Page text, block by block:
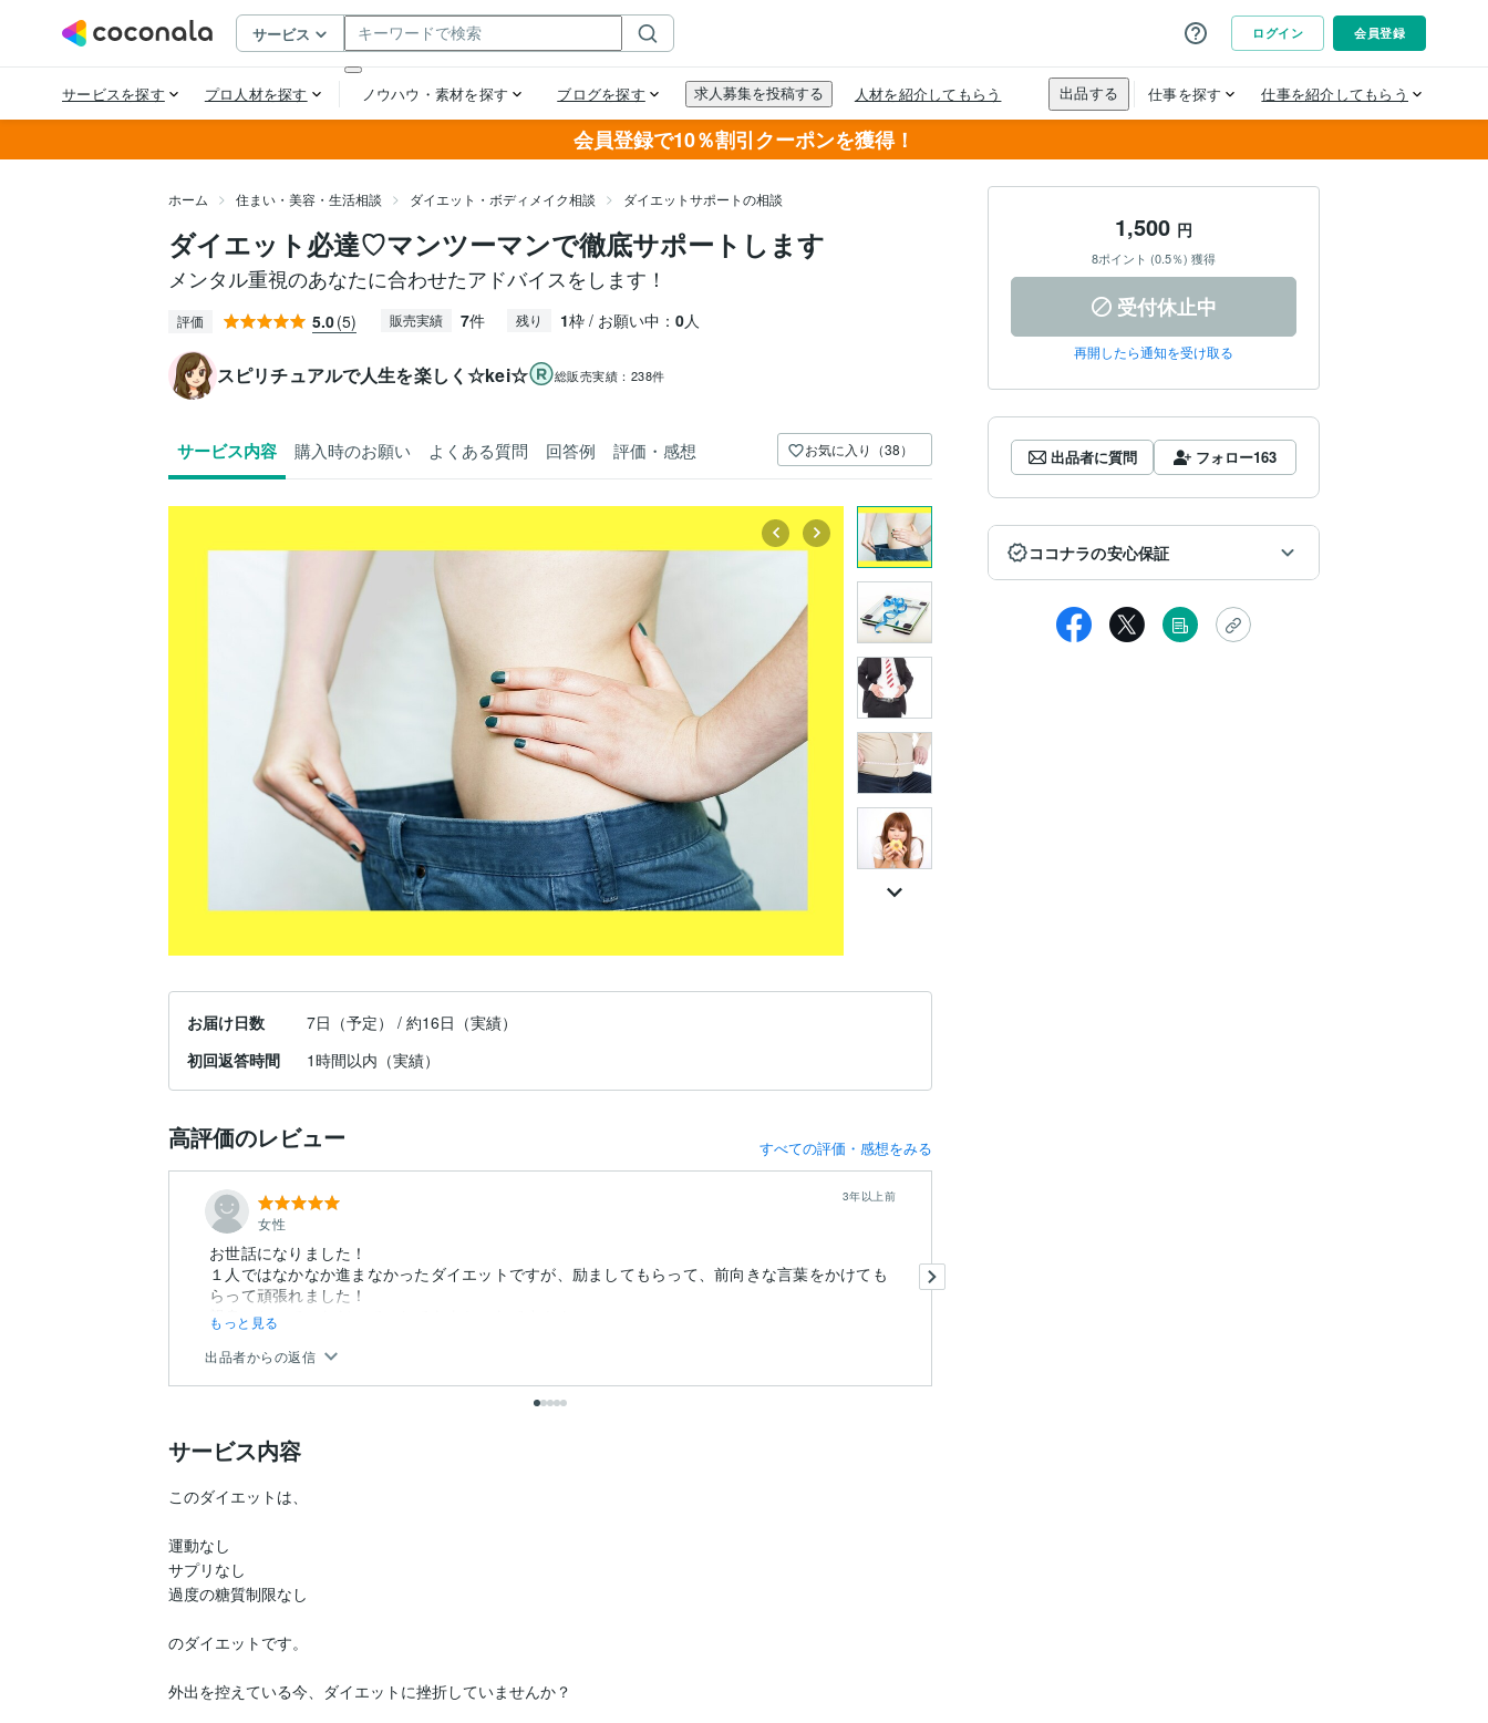
会員登録で10％割引クーポンを獲得！
ホーム 住まい・美容・生活相談 ダイエット・ボディメイク相談 ダイエットサポートの相談
ダイエット必達♡マンツーマンで徹底サポートします
メンタル重視のあなたに合わせたアドバイスをします！
評価 5.0(5) 販売実績 7件 残り 1枠 / お願い中： 0人
スピリチュアルで人生を楽しく☆kei☆ 総販売実績： 238件
サービス内容 購入時のお願い よくある質問 回答例 評価・感想 お気に入り（38）
お届け日数
7日（予定） / 約16日（実績）
初回返答時間
1時間以内（実績）
高評価のレビュー すべての評価・感想をみる
女性
3年以上前
お世話になりました！
１人ではなかなか進まなかったダイエットですが、励ましてもらって、前向きな言葉をかけても
らって頑張れました！
親身になっていただいて、とてもよかったです！！
もっと見る
出品者からの返信
サービス内容
このダイエットは、
運動なし
サプリなし
過度の糖質制限なし
のダイエットです。
外出を控えている今、ダイエットに挫折していませんか？
1,500 円
8ポイント (0.5％) 獲得
受付休止中
再開したら通知を受け取る
出品者に質問 フォロー163
ココナラの安心保証